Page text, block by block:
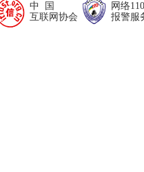
中 国
互联网协会
网络110
报警服